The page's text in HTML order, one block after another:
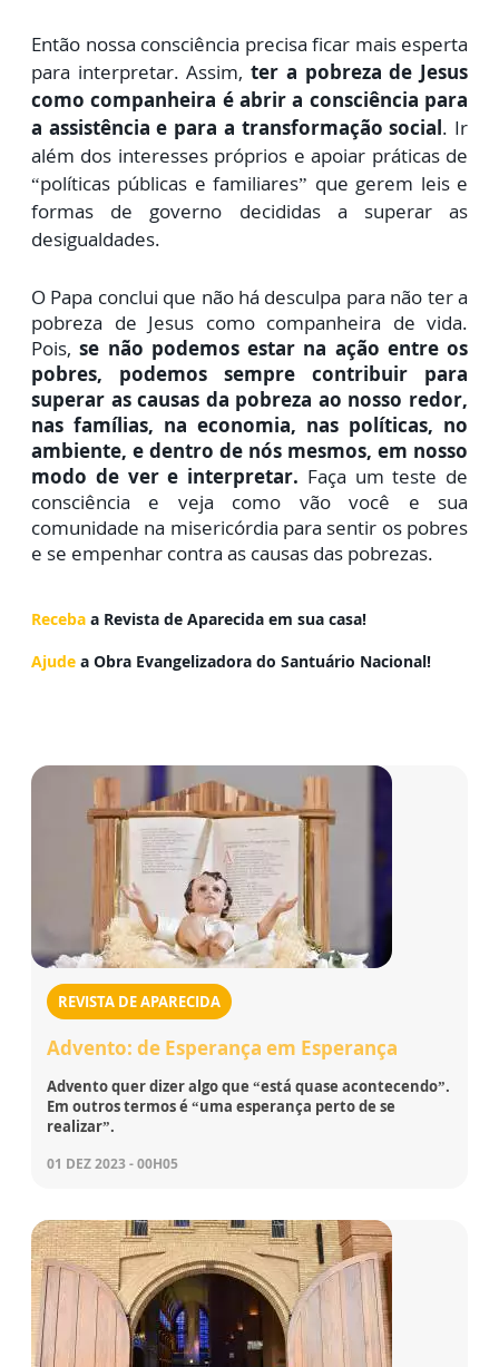
Então nossa consciência precisa ficar mais esperta
para interpretar. Assim,ter a pobreza de Jesus
como companheira é abrir a consciência para
a assistência e para a transformação social. Ir
além dos interesses próprios e apoiar práticas de
“políticas públicas e familiares” que gerem leis e
formas de governo decididas a superar as
desigualdades.
O Papa conclui que não há desculpa para não ter a
pobreza de Jesus como companheira de vida.
Pois,se não podemos estar na ação entre os
pobres, podemos sempre contribuir para
superar as causas da pobreza ao nosso redor,
nas famílias, na economia, nas políticas, no
ambiente, e dentro de nós mesmos, em nosso
modo de ver e interpretar. Faça um teste de
consciência e veja como vão você e sua
comunidade na misericórdia para sentir os pobres
e se empenhar contra as causas das pobrezas.
Receba a Revista de Aparecida em sua casa!
Ajude a Obra Evangelizadora do Santuário Nacional!
REVISTA DE APARECIDA
Advento: de Esperança em Esperança
Advento quer dizer algo que “está quase acontecendo”.
Em outros termos é “uma esperança perto de se
realizar”.
01 DEZ 2023 - 00H05